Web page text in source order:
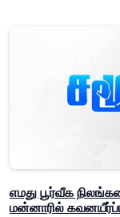
எமது பூர்வீக
மன்னாரில்